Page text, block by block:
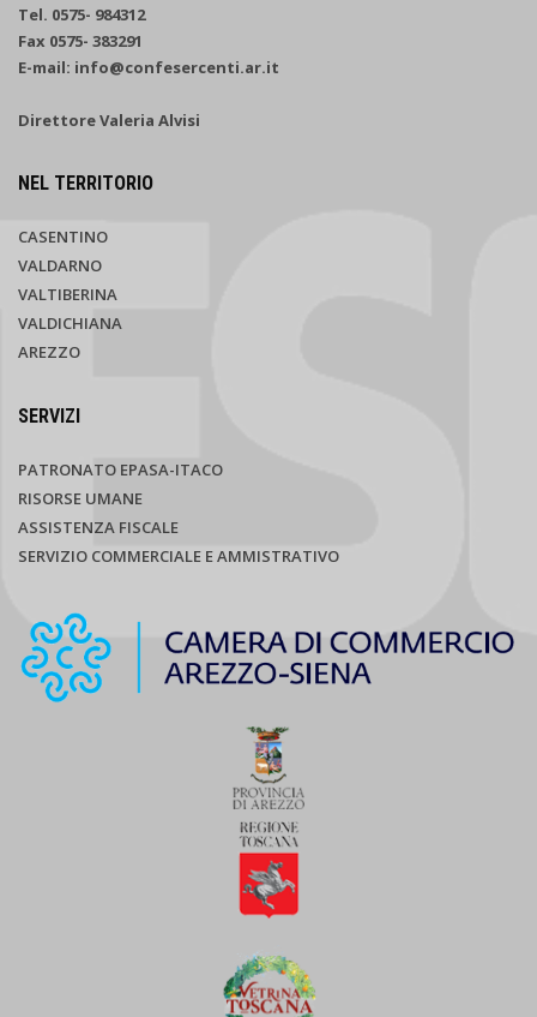
Tel. 0575- 984312
Fax 0575- 383291
E-mail: info@confesercenti.ar.it
Direttore Valeria Alvisi
NEL TERRITORIO
CASENTINO
VALDARNO
VALTIBERINA
VALDICHIANA
AREZZO
SERVIZI
PATRONATO EPASA-ITACO
RISORSE UMANE
ASSISTENZA FISCALE
SERVIZIO COMMERCIALE E AMMISTRATIVO